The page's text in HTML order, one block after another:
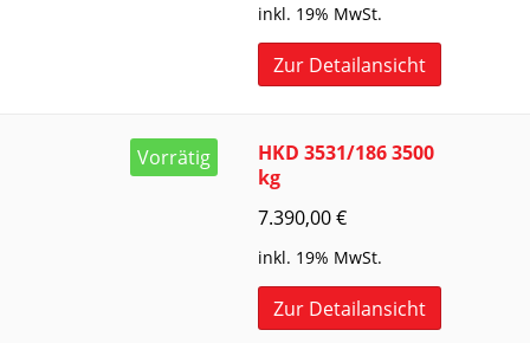
inkl. 19% MwSt.
Zur Detailansicht
Vorrätig
HKD 3531/186 3500
kg
7.390,00€
inkl. 19% MwSt.
Zur Detailansicht